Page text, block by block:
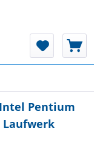
Pentium
Laufwerk